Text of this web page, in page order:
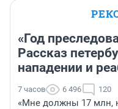
«Год
Рассказ
нападении и
7 часов 6 496 120
«Мне должны 17 млн,